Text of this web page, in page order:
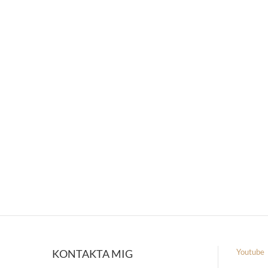
KONTAKTA MIG Youtube